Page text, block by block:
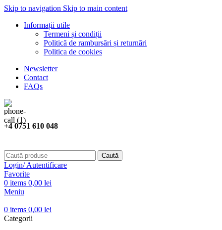
Skip to navigation Skip to main content
Informații utile
Termeni și condiții
Politică de rambursări și returnări
Politica de cookies
Newsletter
Contact
FAQs
+4 0751 610 048
Caută
Login/ Autentificare
Favorite
0 items 0,00 lei
Meniu
0 items 0,00 lei
Categorii